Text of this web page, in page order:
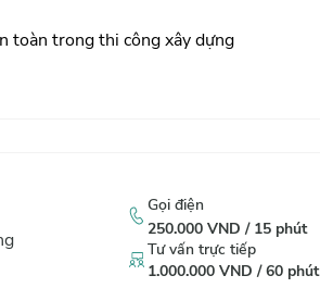
toàn trong thi công xây dựng
Gọi điện
250.000 VND / 15 phút
Tư vấn trực tiếp
1.000.000 VND /60 phút